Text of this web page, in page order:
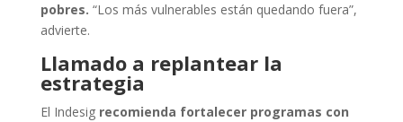
pobres. “Los más vulnerables están quedando fuera”,
advierte.
Llamado a replantear la
estrategia
El Indesig recomienda fortalecer programas con